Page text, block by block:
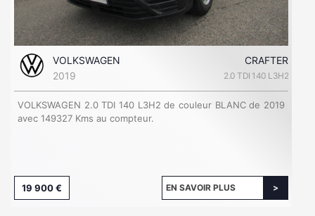
VOLKSWAGEN
CRAFTER
2019
2.0 TDI 140 L3H2
VOLKSWAGEN 2.0 TDI 140 L3H2 de couleur BLANC de 2019
avec 149327 Kms au compteur.
19 900 € EN SAVOIR PLUS